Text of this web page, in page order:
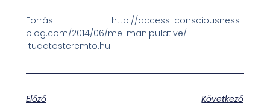
Forrás http://access-consciousness-
blog.com/2014/06/me-manipulative/
tudatosteremto.hu
Előző
Következő